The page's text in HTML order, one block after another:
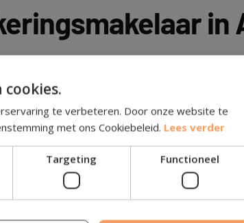
proces kan zijn, vooral als je niet bekend
bij eventuele problemen of vragen die je
zijde.
te verbeteren. Door onze website te
met ons Cookiebeleid. Lees verder
Targeting Functioneel